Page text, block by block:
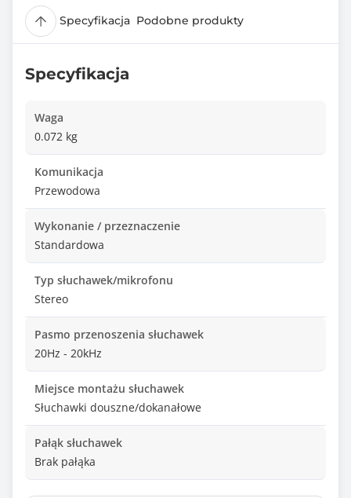
Specyfikacja Podobne produkty
Specyfikacja
Waga
0.072 kg
Komunikacja
Przewodowa
Wykonanie / przeznaczenie
Standardowa
Typ słuchawek/mikrofonu
Stereo
Pasmo przenoszenia słuchawek
20Hz - 20kHz
Miejsce montażu słuchawek
Słuchawki douszne/dokanałowe
Pałąk słuchawek
Brak pałąka